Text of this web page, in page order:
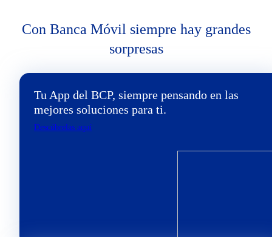
Con Banca Móvil siempre hay grandes
sorpresas
Tu App del BCP, siempre pensando en las
mejores soluciones para ti.
Descúbrelas aquí